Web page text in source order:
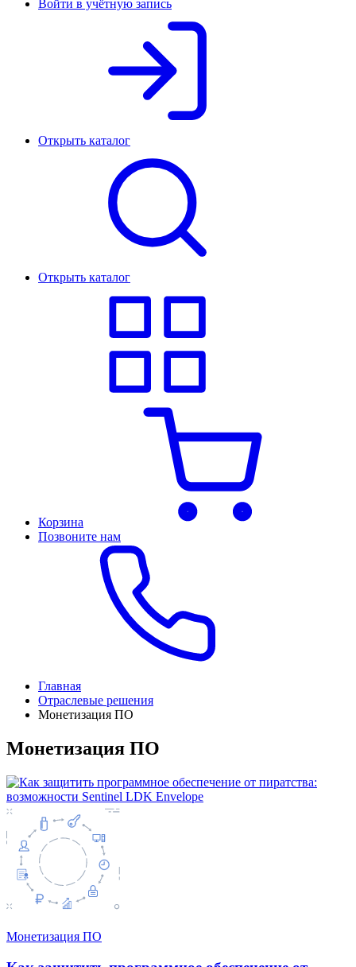
Войти в учётную запись
Открыть каталог
Открыть каталог
Корзина
Позвоните нам
Главная
Отраслевые решения
Монетизация ПО
Монетизация ПО
Монетизация ПО